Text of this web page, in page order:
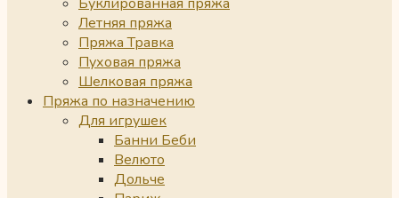
Летняя пряжа
Пряжа Травка
Пуховая пряжа
Шелковая пряжа
Пряжа по назначению
Для игрушек
Банни Беби
Велюто
Дольче